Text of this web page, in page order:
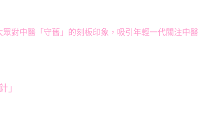
對中醫「守舊」的刻板印象，吸引年輕一代關注中醫
」